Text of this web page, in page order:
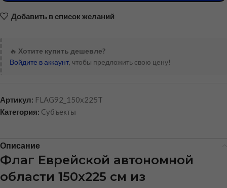
Добавить в список желаний
🔥 Хотите купить дешевле?
Войдите в аккаунт, чтобы предложить свою цену!
Артикул: FLAG92_150x225T
Категория: Cубъекты
Описание
Флаг Еврейской автономной
области 150х225 см из